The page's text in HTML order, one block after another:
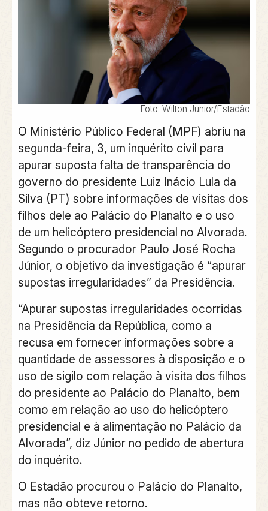
Foto: Wilton Junior/Estadão
O Ministério Público Federal (MPF) abriu na
segunda-feira, 3, um inquérito civil para
apurar suposta falta de transparência do
governo do presidente Luiz Inácio Lula da
Silva (PT) sobre informações de visitas dos
filhos dele ao Palácio do Planalto e o uso
de um helicóptero presidencial no Alvorada.
Segundo o procurador Paulo José Rocha
Júnior, o objetivo da investigação é “apurar
supostas irregularidades” da Presidência.
“Apurar supostas irregularidades ocorridas
na Presidência da República, como a
recusa em fornecer informações sobre a
quantidade de assessores à disposição e o
uso de sigilo com relação à visita dos filhos
do presidente ao Palácio do Planalto, bem
como em relação ao uso do helicóptero
presidencial e à alimentação no Palácio da
Alvorada”, diz Júnior no pedido de abertura
do inquérito.
O Estadão procurou o Palácio do Planalto,
mas não obteve retorno.